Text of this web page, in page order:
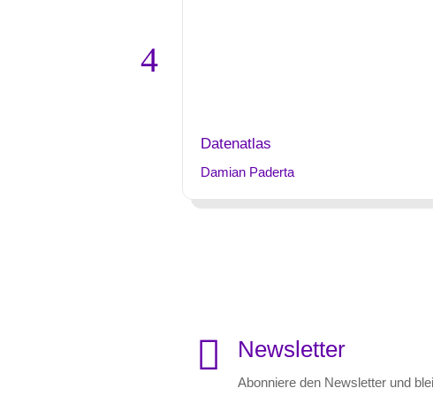
Datenatlas
Damian Paderta
 Newsletter
Abonniere den Newsletter und